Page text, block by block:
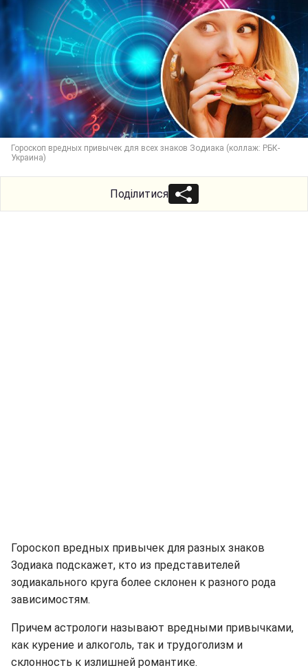
Гороскоп вредных привычек для всех знаков Зодиака (коллаж: РБК-
Украина)
Поділитися
Гороскоп вредных привычек для разных знаков
Зодиака подскажет, кто из представителей
зодиакального круга более склонен к разного рода
зависимостям.
Причем астрологи называют вредными привычками,
как курение и алкоголь, так и трудоголизм и
склонность к излишней романтике.